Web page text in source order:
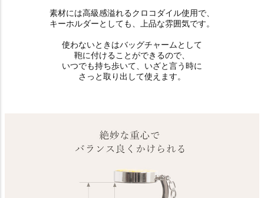
素材には高級感溢れるクロコダイル使用で、
キーホルダーとしても、上品な雰囲気です。
使わないときはバッグチャームとして
鞄に付けることができるので、
いつでも持ち歩いて、いざと言う時に
さっと取り出して使えます。